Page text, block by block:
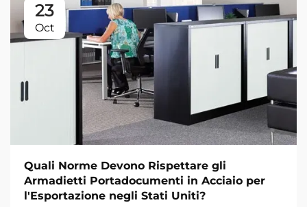
23
Oct
Quali Norme Devono Rispettare gli
Armadietti Portadocumenti in Acciaio per
l'Esportazione negli Stati Uniti?